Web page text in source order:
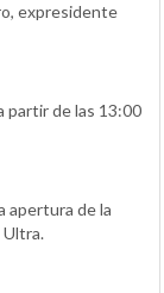
expresidente
partir de las 13:00
apertura de la
Ultra.